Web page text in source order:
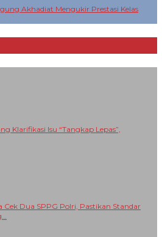
Akhadiat Mengukir Prestasi Kelas
Klarifikasi Isu “Tangkap Lepas”,
Cek Dua SPPG Polri, Pastikan Standar